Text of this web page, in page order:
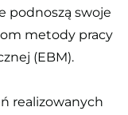
podnoszą swoje
metody pracy
(EBM).
realizowanych